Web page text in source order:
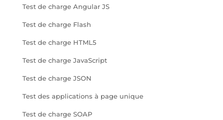
Test de charge Angular JS
Test de charge Flash
Test de charge HTML5
Test de charge JavaScript
Test de charge JSON
Test des applications à page unique
Test de charge SOAP